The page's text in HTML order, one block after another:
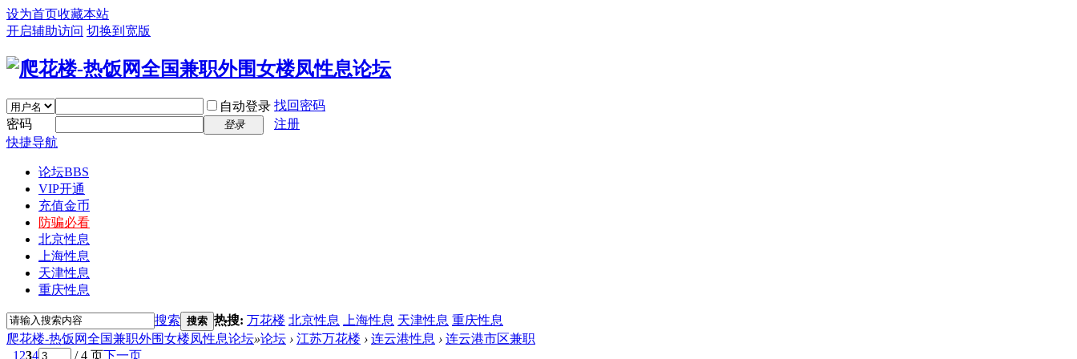
设为首页收藏本站
开启辅助访问 切换到宽版
自动登录 找回密码
密码
登录
注册
快捷导航
论坛BBS
VIP开通
充值金币
防骗必看
北京性息
上海性息
天津性息
重庆性息
搜索 搜索 热搜: 万花楼 北京性息 上海性息 天津性息 重庆性息
爬花楼-热饭网全国兼职外围女楼凤性息论坛»论坛 › 江苏万花楼 › 连云港性息 › 连云港市区兼职
1 234 / 4 页下一页